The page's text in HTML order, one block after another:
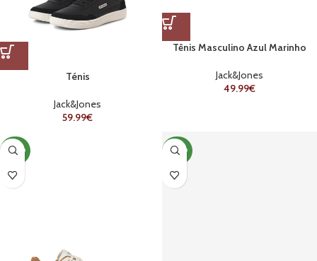
Ténis
Jack&Jones
59.99€
Tênis Masculino Azul Marinho
Jack&Jones
49.99€
NOVO NOVO